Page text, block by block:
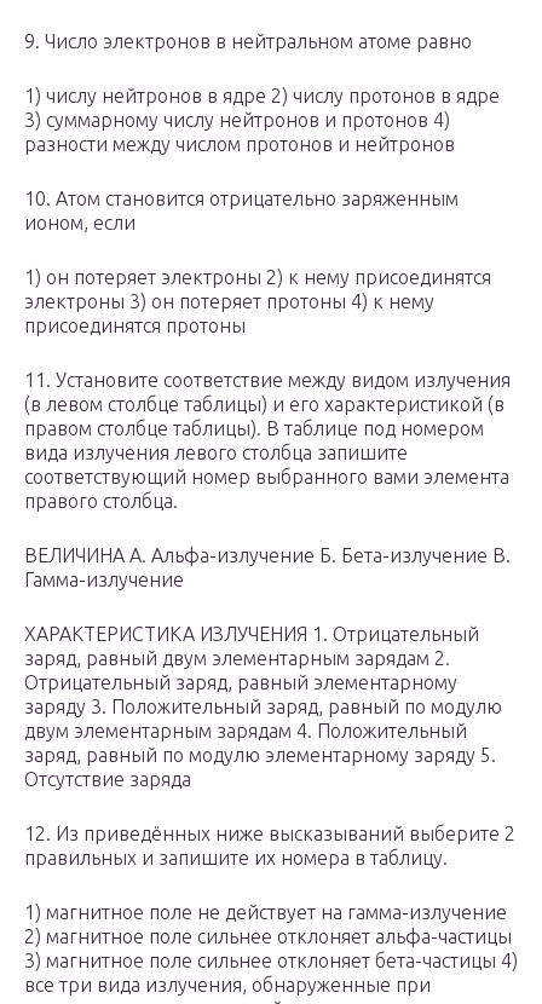
9. Число электронов в нейтральном атоме равно
1) числу нейтронов в ядре 2) числу протонов в ядре
3) суммарному числу нейтронов и протонов 4)
разности между числом протонов и нейтронов
10. Атом становится отрицательно заряженным
ионом, если
1) он потеряет электроны 2) к нему присоединятся
электроны 3) он потеряет протоны 4) к нему
присоединятся протоны
11. Установите соответствие между видом излучения
(в левом столбце таблицы) и его характеристикой (в
правом столбце таблицы). В таблице под номером
вида излучения левого столбца запишите
соответствующий номер выбранного вами элемента
правого столбца.
ВЕЛИЧИНА A. Альфа-излучение Б. Бета-излучение B.
Гамма-излучение
ХАРАКТЕРИСТИКА ИЗЛУЧЕНИЯ 1. Отрицательный
заряд, равный двум элементарным зарядам 2.
Отрицательный заряд, равный элементарному
заряду 3. Положительный заряд, равный по модулю
двум элементарным зарядам 4. Положительный
заряд, равный по модулю элементарному заряду 5.
Отсутствие заряда
12. Из приведённых ниже высказываний выберите 2
правильных и запишите их номера в таблицу.
1) магнитное поле не действует на гамма-излучение
2) магнитное поле сильнее отклоняет альфа-частицы
3) магнитное поле сильнее отклоняет бета-частицы 4)
все три вида излучения, обнаруженные при